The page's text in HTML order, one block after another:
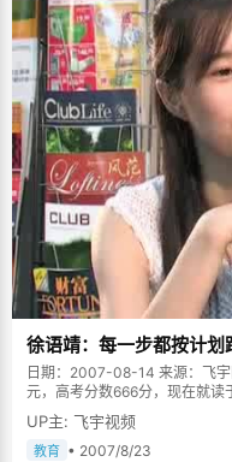
徐语靖：每一步都按计划
日期：2007-08-14 来源：飞宇网 燕子 徐语靖，2005年浙江省高考文科状
元，高考分数666分，现在就读于
靖来自浙江衢州，这个小市还
所有人都为之振奋起来。高考
的声音听成了全省第十名，当
UP主: 飞宇视频
教育 • 2007/8/23